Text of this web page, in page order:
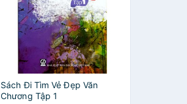
Sách Đi Tìm Vẻ Đẹp Văn
Chương Tập 1